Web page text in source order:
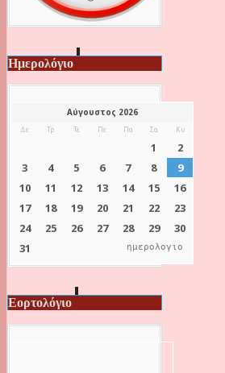
Ημερολόγιο
ημερολογιο
Εορτολόγιο